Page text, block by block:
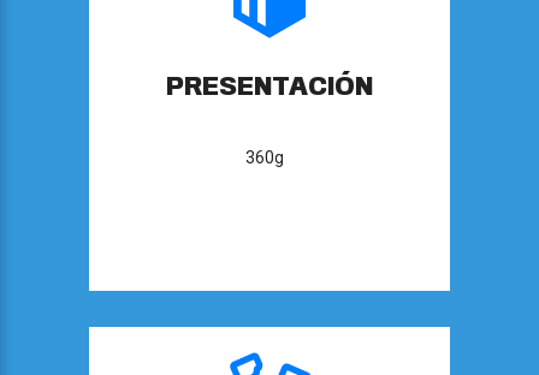
PRESENTACIÓN
360g